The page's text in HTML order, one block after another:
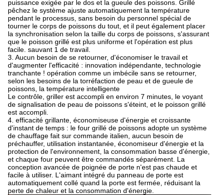
puissance exigée par le dos et la gueule des poissons. Grillé
pêchez le système ajuste automatiquement la température
pendant le processus, sans besoin du personnel spécial de
tourner le corps de poissons du tout, et il peut également placer
la synchronisation selon la taille du corps de poissons, s'assurant
que le poisson grillé est plus uniforme et l'opération est plus
facile. sauvant 1 de travail.
3. Aucun besoin de se retourner, d'économiser le travail et
d'augmenter l'efficacité : innovation indépendante, technologie
tranchante ! opération comme un imbécile sans se retourner,
selon les besoins de la torréfaction de peau et de gueule de
poissons, la température intelligente
Le contrôle, griller est accompli en environ 7 minutes, le voyant
de signalisation de peau de poissons s'éteint, et le poisson grillé
est accompli.
4. efficacité grillante, économiseuse d'énergie et croissante
d'instant de temps : le four grillé de poissons adopte un système
de chauffage fait sur commande italien, aucun besoin de
préchauffer, utilisation instantanée, économiseur d'énergie et la
protection de l'environnement, la consommation basse d'énergie,
et chaque four peuvent être commandés séparément. La
conception avancée de poignée de porte n'est pas chaude et
facile à utiliser. L'aimant intégré du panneau de porte est
automatiquement collé quand la porte est fermée, réduisant la
perte de chaleur et la consommation d'énergie.